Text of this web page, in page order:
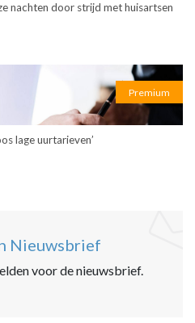
nachten door strijd met huisartsen
Premium
lage uurtarieven’
Nieuwsbrief
voor de nieuwsbrief.